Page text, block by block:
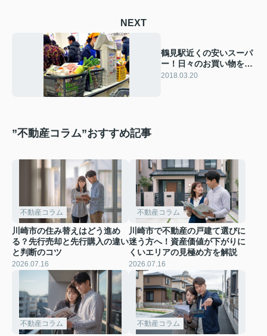
NEXT
鶴見駅近くの安いスーパ
ー！日々のお買い物をお
得にするお店！
2018.03.20
”不動産コラム”おすすめ記事
不動産コラム
川崎市の住み替えはどう進め
る？先行売却と先行購入の違い
と判断のコツ
2026.07.16
不動産コラム
川崎市で不動産の戸建て選びに
迷う方へ！資産価値が下がりに
くいエリアの見極め方を解説
2026.07.16
不動産コラム 不動産コラム